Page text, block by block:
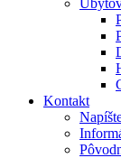
Kontakt